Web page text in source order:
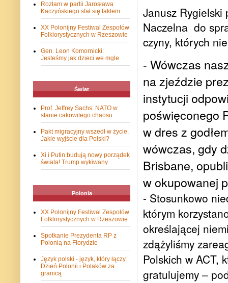
Janusz Rygielski
Naczelna do
czyny, których
- Wówczas
na zjeździe
instytucji
poświęconego
w dres z
wówczas, gdy
Brisbane,
w okupowanej
- Stosunkowo
którym
określającej
zdążyliśmy
Polskich w ACT,
gratulujemy –
Rozłam w partii Jarosława
Kaczyńskiego stał się faktem
XX Polonijny Festiwal Zespołów
Folklorystycznych w Rzeszowie
Gen. Leon Komornicki:
Jesteśmy jak dzieci we mgle
Świat
Prof. Jeffrey Sachs: NATO w
stanie cakowitego chaosu
Pakt migracyjny wszedł w życie.
Jakie wyjście dla Polski?
Xi i Putin budują nowy porządek
świata! Trump wykiwany
Polonia
XX Polonijny Festiwal Zespołów
Folklorystycznych w Rzeszowie
Spotkanie Prezydenta RP z
Polonią na Florydzie
Język polski - język, który łączy.
Dzień Polonii i Polaków za
granicą